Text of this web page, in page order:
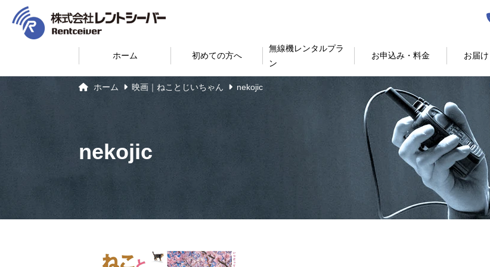
ホーム 初めての方へ
無線機レンタルプラ
ン
お申込み・料金 お届
ホーム 映画｜ねことじいちゃん nekojic
nekojic